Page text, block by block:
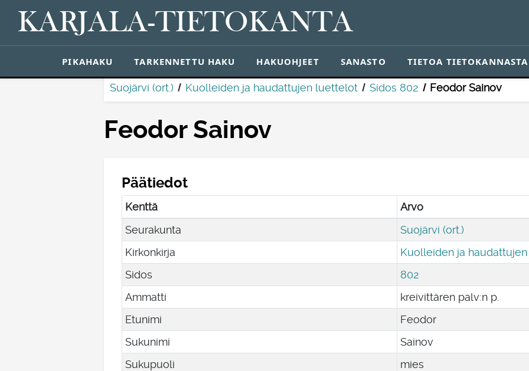
KARJALA-TIETOKANTA
PIKAHAKU TARKENNETTU HAKU HAKUOHJEET SANASTO TIETOA TIETOKANNASTA
Suojärvi (ort.) Kuolleiden ja haudattujen luettelot Sidos 802 Feodor Sainov
Feodor Sainov
Päätiedot
Kenttä
Arvo
Seurakunta
Suojärvi (ort.)
Kirkonkirja
Kuolleiden ja
Sidos
802
Ammatti
kreivittären palv:n p.
Etunimi
Feodor
Sukunimi
Sainov
Sukupuoli
mies